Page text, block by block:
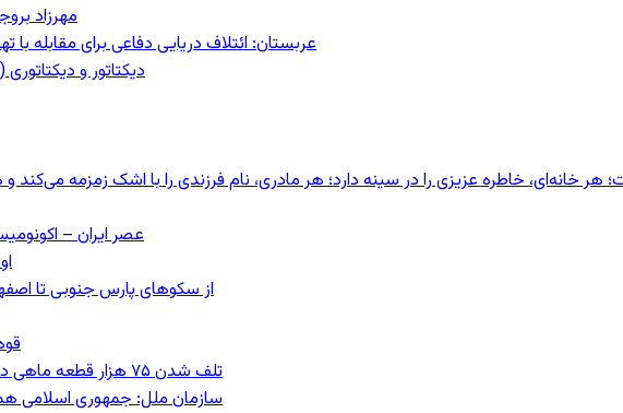
مهرزاد
عربستان: ائتلاف دریایی دفاعی برای مقابله
دیکتاتور و
خاطره عزیزی را در سینه دارد؛ هر مادری، نام فرزندی را با اشک زمزمه می‌کند
عصر ایران –
از سکوهای پارس جنوبی تا
تلف شدن ۷۵ هزار قطعه ماهی در رودخانه مسقان شیراز بر اثر ورود شورابه فوق‌اشباع
سازمان ملل: جمهوری اسلامی